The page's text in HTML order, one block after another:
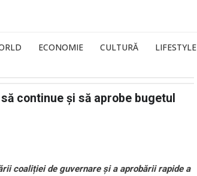
ECONOMIE CULTURĂ LIFESTYLE
continue și să aprobe bugetul
coaliției de guvernare și a aprobării rapide a